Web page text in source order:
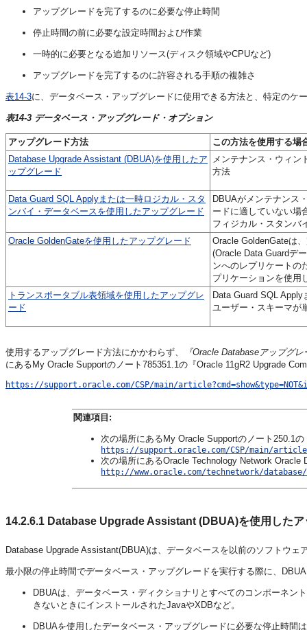
アップグレードを完了するのに必要な停止時間
停止時間の前に必要な設定時間および作業
一時的に必要となる追加リソース(ディスク領域やCPUなど)
アップグレードを完了するのに許容される手順の複雑さ
表14-3に、 データベース・アップグレードに使用できる方法と、特定のケ
表14-3 データベース・アップグレード・オプション
アップグレード方法
この方法を使用する場
Database Upgrade Assistant (DBUA)を使用したア
ップグレード
メンテナンス・ウィン
方法
Data Guard SQL Applyまたは一時ロジカル・スタ
ンバイ・データベースを使用したアップグレード
DBUAがメンテナンス
ードに適していない場
フィジカル・スタンバ
Oracle GoldenGateを使用したアップグレード
Oracle GoldenGateは
(Oracle Data Guardデ
ンへのレプリケートの
プリケーションを使用
トランスポータブル表領域を使用したアップグレ
ード
Data Guard SQL
ユーザー・スキーマが
使用するアップグレード方法にかかわらず、
『Oracle Databaseアップグ
にあるMy Oracle Supportのノート785351.1の『Oracle 11gR2 Upgrade
https://support.oracle.com/CSP/main/
関連項目:
次の場所にあるMy Oracle Supportのノート250.1
https://support.oracle.com/CSP/main/
次の場所にあるOracle Technology Network Oracle
http://www.oracle.com/technetwork/
14.2.6.1 Database Upgrade Assistant (DBUA)を使用したア
Database Upgrade Assistant(DBUA)は、データベースを以前のソフトウ
最小限の停止時間でデータベース・アップグレードを実行する際に、
DBUAは、データベース・ディクショナリとすべてのコンポーネ
きないときにインストールされたJavaやXDBなど。
DBUAを使用したデータベース・アップグレードに必要な停止時間